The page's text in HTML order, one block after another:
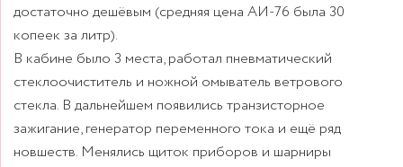
достаточно дешёвым (средняя цена АИ-76 была 30
копеек за литр).
В кабине было 3 места, работал пневматический
стеклоочиститель и ножной омыватель ветрового
стекла. В дальнейшем появились транзисторное
зажигание, генератор переменного тока и ещё ряд
новшеств. Менялись щиток приборов и шарниры